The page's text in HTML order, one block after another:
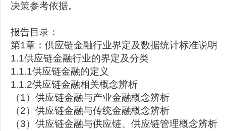
决策参考依据。
报告目录：
第1章：供应链金融行业界定及数据统计标准说明
1.1供应链金融行业的界定及分类
1.1.1供应链金融的定义
1.1.2供应链金融相关概念辨析
（1）供应链金融与产业金融概念辨析
（2）供应链金融与传统金融概念辨析
（3）供应链金融与供应链、供应链管理概念辨析